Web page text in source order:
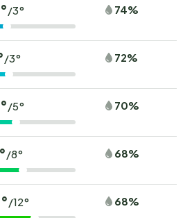
/3° 74%
/3° 72%
/5° 70%
/8° 68%
/12° 68%